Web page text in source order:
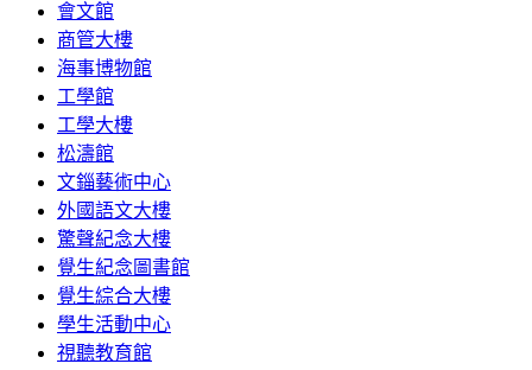
會文館
商管大樓
海事博物館
工學館
工學大樓
松濤館
文錙藝術中心
外國語文大樓
驚聲紀念大樓
覺生紀念圖書館
覺生綜合大樓
學生活動中心
視聽教育館